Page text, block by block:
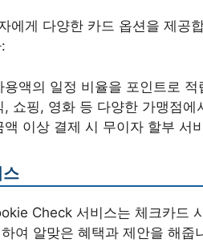
에게 다양한 카드 옵션을 제공
용액의 일정 비율을 포인트로
, 쇼핑, 영화 등 다양한 가맹점
액 이상 결제 시 무이자 할부 서
Check 서비스는 체크카드
여 알맞은 혜택과 제안을 해줍